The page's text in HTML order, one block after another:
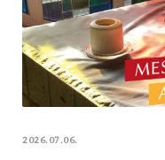
2026.07.06.